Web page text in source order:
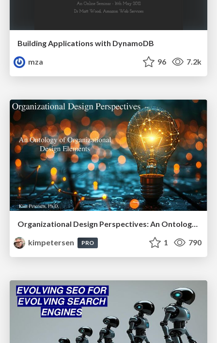
Building Applications with DynamoDB
mza
96 7.2k
Organizational Design Perspectives: An Ontology of Organizational Design Elements
kimpetersen
PRO 1 790